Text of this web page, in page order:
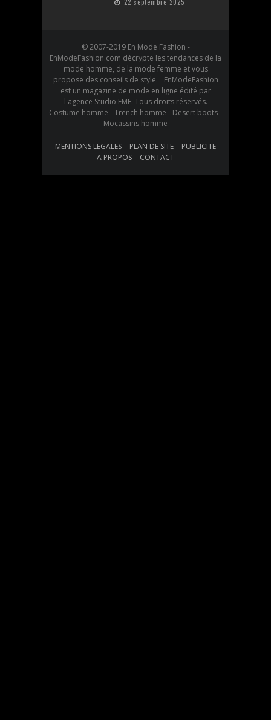
© 2007-2019 En Mode Fashion -
EnModeFashion.com décrypte les tendances de la
mode homme, de la mode femme et vous
propose des conseils de style. EnModeFashion
est un magazine de mode en ligne édité par
l'agence Studio EMF. Tous droits réservés.
Costume homme - Trench homme - Desert boots -
Mocassins homme
MENTIONS LEGALES PLAN DE SITE
PUBLICITE
A PROPOS
CONTACT